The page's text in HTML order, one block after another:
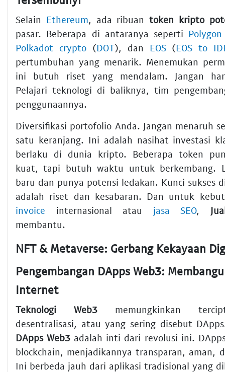
Selain Ethereum, ada ribuan token kripto
pasar. Beberapa di antaranya seperti
Polkadot crypto(DOT), dan EOS(EOS to
pertumbuhan yang menarik. Menemukan
ini butuh riset yang mendalam. Jangan
Pelajari teknologi di baliknya, tim
penggunaannya.
Diversifikasi portofolio Anda. Jangan menaruh
satu keranjang. Ini adalah nasihat investasi
berlaku di dunia kripto. Beberapa token
kuat, tapi butuh waktu untuk berkembang.
baru dan punya potensi ledakan. Kunci sukses
adalah riset dan kesabaran. Dan untuk
invoice internasional atau jasa SEO,
membantu.
NFT & Metaverse: Gerbang Kekayaan
Pengembangan DApps Web3:
Internet
Teknologi Web3 memungkinkan
desentralisasi, atau yang sering disebut
DApps Web3 adalah inti dari revolusi ini.
blockchain, menjadikannya transparan, aman,
Ini berbeda jauh dari aplikasi tradisional yang